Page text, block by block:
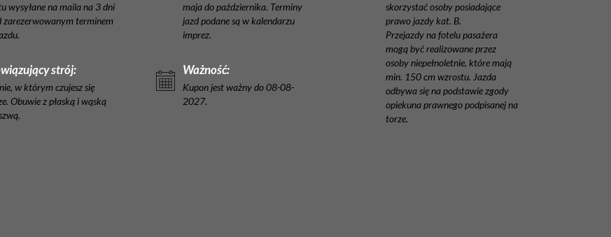
wysyłane na maila na 3 dni
zarezerwowanym terminem
strój:
w którym czujesz się
Obuwie z płaską i wąską
maja do października. Terminy
jazd podane są w kalendarzu
imprez.
Ważność:
Kupon jest ważny do 08-08-
2027.
skorzystać osoby posiadające
prawo jazdy kat. B.
Przejazdy na fotelu pasażera
mogą być realizowane przez
osoby niepełnoletnie, które mają
min. 150 cm wzrostu. Jazda
odbywa się na podstawie zgody
opiekuna prawnego podpisanej na
torze.